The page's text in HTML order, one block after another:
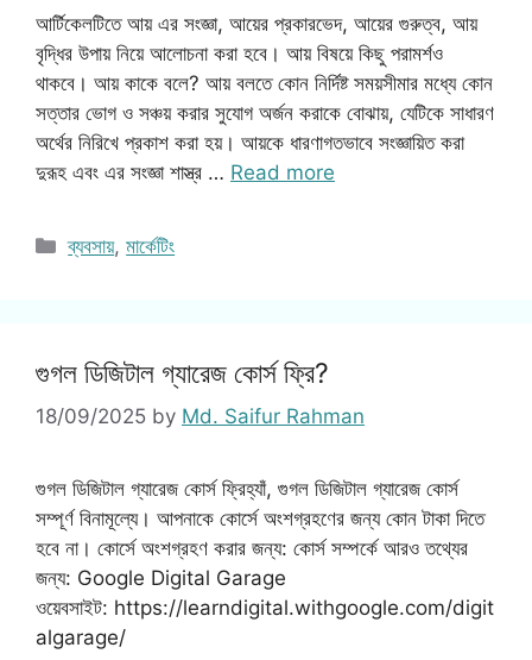
আর্টিকেলটিতে আয় এর সংজ্ঞা, আয়ের প্রকারভেদ, আয়ের গুরুত্ব, আয়
বৃদ্ধির উপায় নিয়ে আলোচনা করা হবে। আয় বিষয়ে কিছু পরামর্শও
থাকবে। আয় কাকে বলে? আয় বলতে কোন নির্দিষ্ট সময়সীমার মধ্যে কোন
সত্তার ভোগ ও সঞ্চয় করার সুযোগ অর্জন করাকে বোঝায়, যেটিকে সাধারণ
অর্থের নিরিখে প্রকাশ করা হয়। আয়কে ধারণাগতভাবে সংজ্ঞায়িত করা
দুরূহ এবং এর সংজ্ঞা শাস্ত্র … Read more
Categories
ব্যবসায়,মার্কেটিং
গুগল ডিজিটাল গ্যারেজ কোর্স ফ্রি?
18/09/2025 by Md. Saifur Rahman
গুগল ডিজিটাল গ্যারেজ কোর্স ফ্রিহ্যাঁ, গুগল ডিজিটাল গ্যারেজ কোর্স
সম্পূর্ণ বিনামূল্যে। আপনাকে কোর্সে অংশগ্রহণের জন্য কোন টাকা দিতে
হবে না। কোর্সে অংশগ্রহণ করার জন্য: কোর্স সম্পর্কে আরও তথ্যের
জন্য: Google Digital Garage
ওয়েবসাইট: https://learndigital.withgoogle.com/digit
algarage/